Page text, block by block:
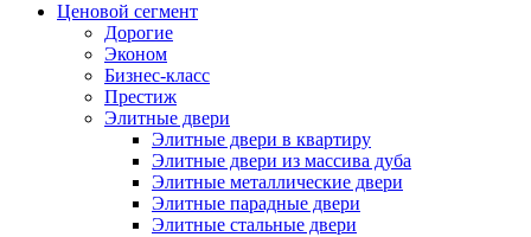
Ценовой сегмент
Дорогие
Эконом
Бизнес-класс
Престиж
Элитные двери
Элитные двери в квартиру
Элитные двери из массива дуба
Элитные металлические двери
Элитные парадные двери
Элитные стальные двери